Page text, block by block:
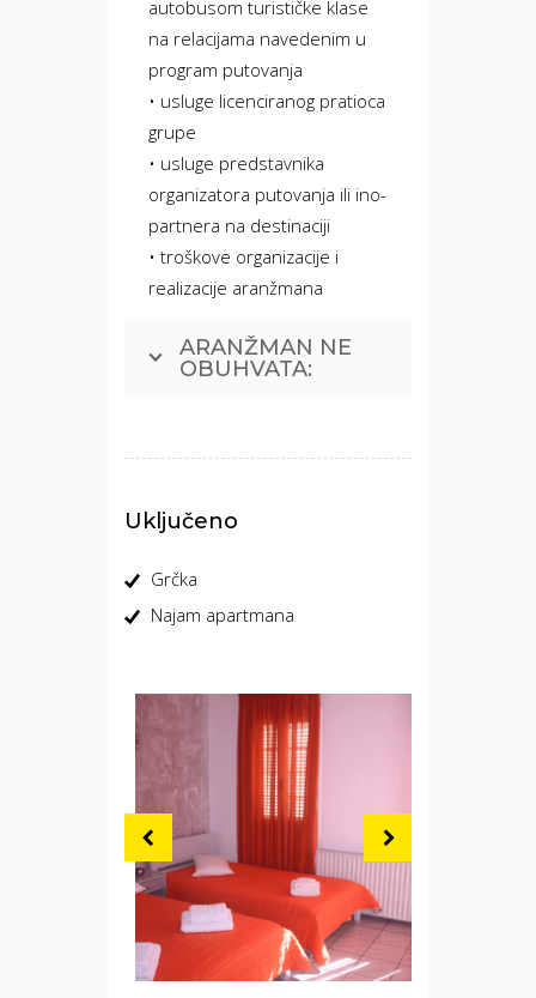
autobusom turističke klase
na relacijama navedenim u
program putovanja
• usluge licenciranog pratioca
grupe
• usluge predstavnika
organizatora putovanja ili ino-
partnera na destinaciji
• troškove organizacije i
realizacije aranžmana
ARANŽMAN NE
OBUHVATA:
Uključeno
Grčka
Najam apartmana